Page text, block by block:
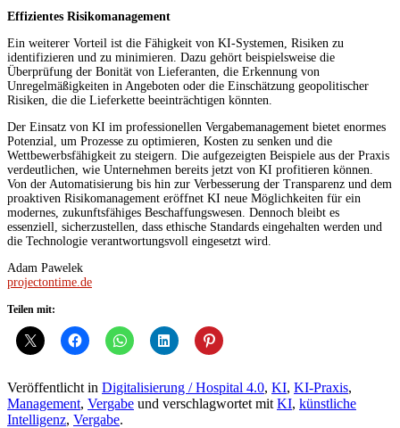
Effizientes Risikomanagement
Ein weiterer Vorteil ist die Fähigkeit von KI-Systemen, Risiken zu
identifizieren und zu minimieren. Dazu gehört beispielsweise die
Überprüfung der Bonität von Lieferanten, die Erkennung von
Unregelmäßigkeiten in Angeboten oder die Einschätzung geopolitischer
Risiken, die die Lieferkette beeinträchtigen könnten.
Der Einsatz von KI im professionellen Vergabemanagement bietet enormes
Potenzial, um Prozesse zu optimieren, Kosten zu senken und die
Wettbewerbsfähigkeit zu steigern. Die aufgezeigten Beispiele aus der Praxis
verdeutlichen, wie Unternehmen bereits jetzt von KI profitieren können.
Von der Automatisierung bis hin zur Verbesserung der Transparenz und dem
proaktiven Risikomanagement eröffnet KI neue Möglichkeiten für ein
modernes, zukunftsfähiges Beschaffungswesen. Dennoch bleibt es
essenziell, sicherzustellen, dass ethische Standards eingehalten werden und
die Technologie verantwortungsvoll eingesetzt wird.
Adam Pawelek
projectontime.de
Teilen mit:
Veröffentlicht in Digitalisierung / Hospital 4.0, KI, KI-Praxis,
Management, Vergabe und verschlagwortet mit KI, künstliche
Intelligenz, Vergabe.